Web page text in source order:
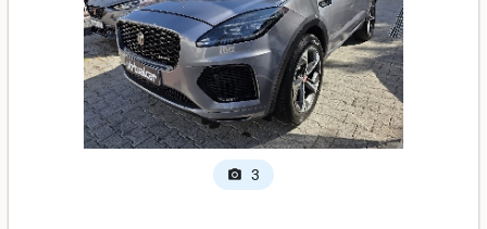
photo_camera 3